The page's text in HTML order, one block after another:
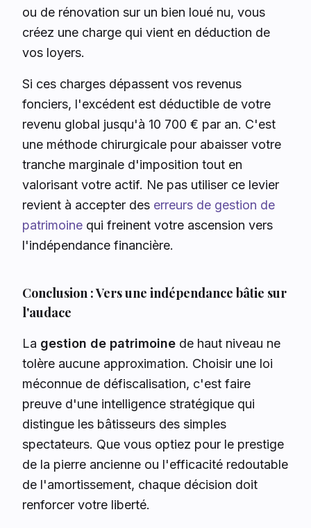
ou de rénovation sur un bien loué nu, vous
créez une charge qui vient en déduction de
vos loyers.
Si ces charges dépassent vos revenus
fonciers, l'excédent est déductible de votre
revenu global jusqu'à 10 700 € par an. C'est
une méthode chirurgicale pour abaisser votre
tranche marginale d'imposition tout en
valorisant votre actif. Ne pas utiliser ce levier
revient à accepter des erreurs de gestion de
patrimoine qui freinent votre ascension vers
l'indépendance financière.
Conclusion : Vers une indépendance bâtie sur
l'audace
La gestion de patrimoine de haut niveau ne
tolère aucune approximation. Choisir une loi
méconnue de défiscalisation, c'est faire
preuve d'une intelligence stratégique qui
distingue les bâtisseurs des simples
spectateurs. Que vous optiez pour le prestige
de la pierre ancienne ou l'efficacité redoutable
de l'amortissement, chaque décision doit
renforcer votre liberté.